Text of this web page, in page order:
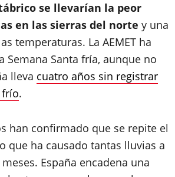
se llevarían la peor
en las sierras del norte y una
temperaturas. La AEMET ha
Semana Santa fría, aunque no
lleva cuatro años sin registrar
.
han confirmado que se repite el
que ha causado tantas lluvias a
España encadena una